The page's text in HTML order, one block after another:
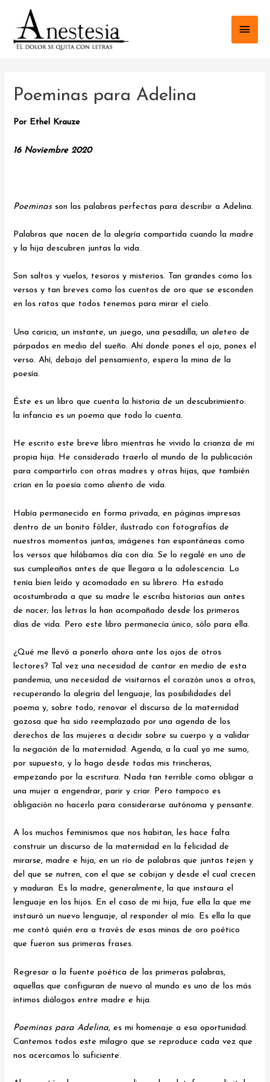
contenido
Poeminas para Adelina
Por Ethel Krauze
16 Noviembre 2020
Poeminasson las palabras perfectas para describir a Adelina.
Palabras que nacen de la alegría compartida cuando la madre
y la hija descubren juntas la vida.
Son saltos y vuelos, tesoros y misterios. Tan grandes como los
versos y tan breves como los cuentos de oro que se esconden
en los ratos que todos tenemos para mirar el cielo.
Una caricia, un instante, un juego, una pesadilla, un aleteo de
párpados en medio del sueño. Ahí donde pones el ojo, pones el
verso. Ahí, debajo del pensamiento, espera la mina de la
poesía.
Éste es un libro que cuenta la historia de un descubrimiento:
la infancia es un poema que todo lo cuenta.
He escrito este breve libro mientras he vivido la crianza de mi
propia hija. He considerado traerlo al mundo de la publicación
para compartirlo con otras madres y otras hijas, que también
crían en la poesía como aliento de vida.
Había permanecido en forma privada, en páginas impresas
dentro de un bonito fólder, ilustrado con fotografías de
nuestros momentos juntas, imágenes tan espontáneas como
los versos que hilábamos día con día. Se lo regalé en uno de
sus cumpleaños antes de que llegara a la adolescencia. Lo
tenía bien leído y acomodado en su librero. Ha estado
acostumbrada a que su madre le escriba historias aun antes
de nacer; las letras la han acompañado desde los primeros
días de vida. Pero este libro permanecía único, sólo para ella.
¿Qué me llevó a ponerlo ahora ante los ojos de otros
lectores? Tal vez una necesidad de cantar en medio de esta
pandemia, una necesidad de visitarnos el corazón unos a otros,
recuperando la alegría del lenguaje, las posibilidades del
poema y, sobre todo, renovar el discurso de la maternidad
gozosa que ha sido reemplazado por una agenda de los
derechos de las mujeres a decidir sobre su cuerpo y a validar
la negación de la maternidad. Agenda, a la cual yo me sumo,
por supuesto, y lo hago desde todas mis trincheras,
empezando por la escritura. Nada tan terrible como obligar a
una mujer a engendrar, parir y criar. Pero tampoco es
obligación no hacerlo para considerarse autónoma y pensante.
A los muchos feminismos que nos habitan, les hace falta
construir un discurso de la maternidad en la felicidad de
mirarse, madre e hija, en un río de palabras que juntas tejen y
del que se nutren, con el que se cobijan y desde el cual crecen
y maduran. Es la madre, generalmente, la que instaura el
lenguaje en los hijos. En el caso de mi hija, fue ella la que me
instauró un nuevo lenguaje, al responder al mío. Es ella la que
me contó quién era a través de esas minas de oro poético
que fueron sus primeras frases.
Regresar a la fuente poética de las primeras palabras,
aquellas que configuran de nuevo al mundo es uno de los más
íntimos diálogos entre madre e hija.
Poeminas para Adelina, es mi homenaje a esa oportunidad.
Cantemos todos este milagro que se reproduce cada vez que
nos acercamos lo suficiente.